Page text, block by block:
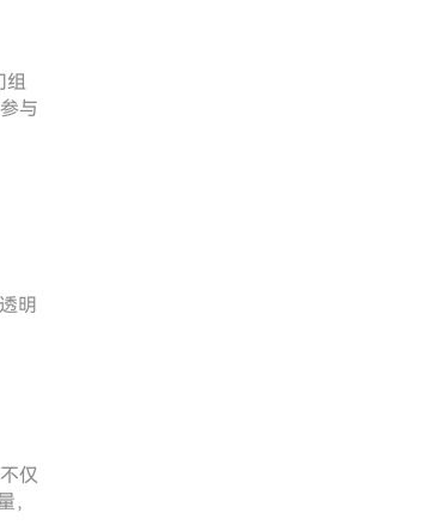
组
与
明
仅
，